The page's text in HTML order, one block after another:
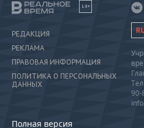
18+
РЕДАКЦИЯ
РЕКЛАМА
ПРАВОВАЯ ИНФОРМАЦИЯ
ПОЛИТИКА О ПЕРСОНАЛЬНЫХ
ДАННЫХ
Полная версия
90-